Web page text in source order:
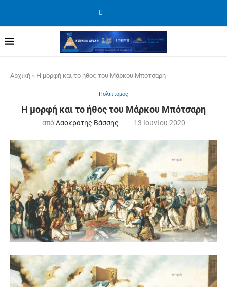
Αρχική » Η μορφή και το ήθος του Μάρκου Μπότσαρη
Πολιτισμός
Η μορφή και το ήθος του Μάρκου Μπότσαρη
απόΛαοκράτης Βάσσης 13 Ιουνίου 2020